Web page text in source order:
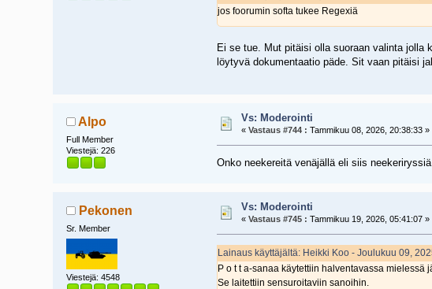
jos foorumin softa tukee Regexiä
Ei se tue. Mut pitäisi olla suoraan valinta jolla
löytyvä dokumentaatio päde. Sit vaan pitäisi
Alpo
Full Member
Viestejä: 226
Vs: Moderointi
« Vastaus #744 : Tammikuu 08, 2026, 20:38:33 »
Onko neekereitä venäjällä eli siis
Pekonen
Sr. Member
Viestejä: 4548
Vs: Moderointi
« Vastaus #745 : Tammikuu 19, 2026, 05:41:07 »
Lainaus käyttäjältä: Heikki Koo - Joulukuu 09,
P o t t a-sanaa käytettiin halventavassa mielessä
Se laitettiin sensuroitaviin sanoihin.